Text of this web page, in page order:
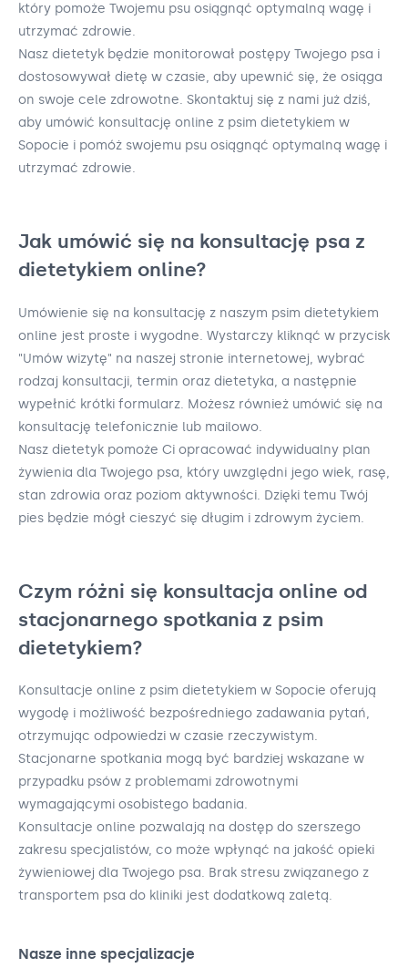
który pomoże Twojemu psu osiągnąć optymalną wagę i
utrzymać zdrowie.
Nasz dietetyk będzie monitorował postępy Twojego psa i
dostosowywał dietę w czasie, aby upewnić się, że osiąga
on swoje cele zdrowotne. Skontaktuj się z nami już dziś,
aby umówić konsultację online z psim dietetykiem w
Sopocie i pomóż swojemu psu osiągnąć optymalną wagę i
utrzymać zdrowie.
Jak umówić się na konsultację psa z
dietetykiem online?
Umówienie się na konsultację z naszym psim dietetykiem
online jest proste i wygodne. Wystarczy kliknąć w przycisk
"Umów wizytę" na naszej stronie internetowej, wybrać
rodzaj konsultacji, termin oraz dietetyka, a następnie
wypełnić krótki formularz. Możesz również umówić się na
konsultację telefonicznie lub mailowo.
Nasz dietetyk pomoże Ci opracować indywidualny plan
żywienia dla Twojego psa, który uwzględni jego wiek, rasę,
stan zdrowia oraz poziom aktywności. Dzięki temu Twój
pies będzie mógł cieszyć się długim i zdrowym życiem.
Czym różni się konsultacja online od
stacjonarnego spotkania z psim
dietetykiem?
Konsultacje online z psim dietetykiem w Sopocie oferują
wygodę i możliwość bezpośredniego zadawania pytań,
otrzymując odpowiedzi w czasie rzeczywistym.
Stacjonarne spotkania mogą być bardziej wskazane w
przypadku psów z problemami zdrowotnymi
wymagającymi osobistego badania.
Konsultacje online pozwalają na dostęp do szerszego
zakresu specjalistów, co może wpłynąć na jakość opieki
żywieniowej dla Twojego psa. Brak stresu związanego z
transportem psa do kliniki jest dodatkową zaletą.
Nasze inne specjalizacje